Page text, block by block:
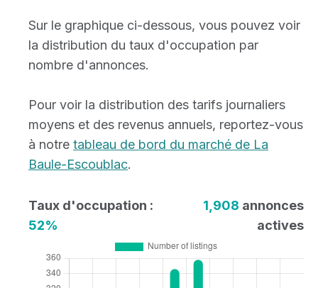
Sur le graphique ci-dessous, vous pouvez voir
la distribution du taux d'occupation par
nombre d'annonces.
Pour voir la distribution des tarifs journaliers
moyens et des revenus annuels, reportez-vous
à notre tableau de bord du marché de La
Baule-Escoublac.
Taux d'occupation :
52%
1,908 annonces
actives